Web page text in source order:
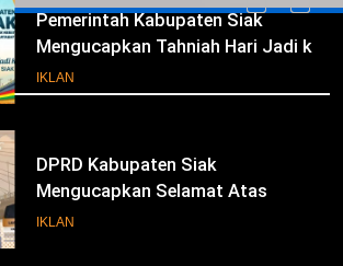
Pemerintah Kabupaten Siak
Mengucapkan Tahniah Hari Jadi ke-
26 Kabupaten Siak
IKLAN
DPRD Kabupaten Siak
Mengucapkan Selamat Atas
Pengambilan Sumpah Jabatan
IKLAN